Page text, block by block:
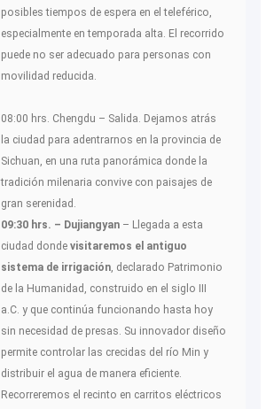
posibles tiempos de espera en el teleférico,
especialmente en temporada alta. El recorrido
puede no ser adecuado para personas con
movilidad reducida.
08:00 hrs. Chengdu – Salida. Dejamos atrás
la ciudad para adentrarnos en la provincia de
Sichuan, en una ruta panorámica donde la
tradición milenaria convive con paisajes de
gran serenidad.
09:30 hrs. – Dujiangyan – Llegada a esta
ciudad donde visitaremos el antiguo
sistema de irrigación, declarado Patrimonio
de la Humanidad, construido en el siglo III
a.C. y que continúa funcionando hasta hoy
sin necesidad de presas. Su innovador diseño
permite controlar las crecidas del río Min y
distribuir el agua de manera eficiente.
Recorreremos el recinto en carritos eléctricos